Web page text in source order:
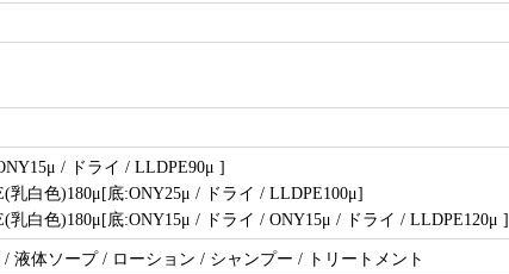
/ ドライ / LLDPE90μ ]
白色)180μ[底:ONY25μ / ドライ / LLDPE100μ]
白色)180μ[底:ONY15μ / ドライ / ONY15μ / ドライ / LLDPE120μ ]
液体ソープ / ローション / シャンプー / トリートメント